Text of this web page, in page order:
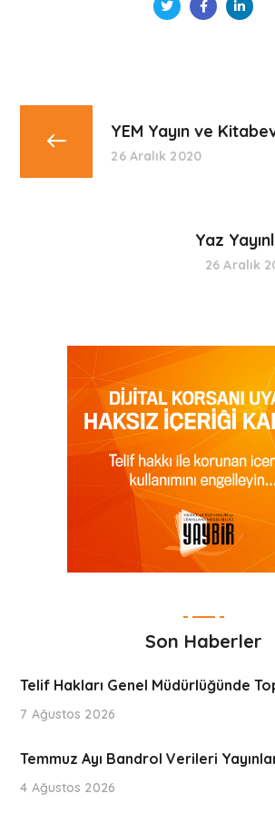
YEM Yayın ve
26 Aralık 2020
Yaz
26 Aralık
Son Haberler
Telif Hakları Genel Müdürlüğünde
7 Ağustos 2026
Temmuz Ayı Bandrol Verileri
4 Ağustos 2026